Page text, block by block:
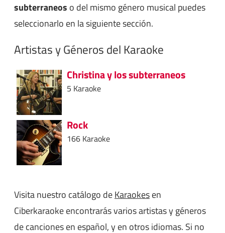
subterraneos o del mismo género musical puedes
seleccionarlo en la siguiente sección.
Artistas y Géneros del Karaoke
Christina y los subterraneos
5 Karaoke
Rock
166 Karaoke
Visita nuestro catálogo deKaraokesen
Ciberkaraoke encontrarás varios artistas y géneros
de canciones en español, y en otros idiomas. Si no